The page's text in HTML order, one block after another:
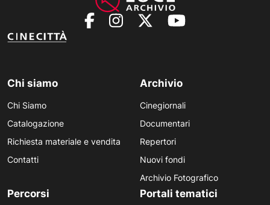
Chi siamo
Chi Siamo
Catalogazione
Richiesta materiale e vendita
Contatti
Archivio
Cinegiornali
Documentari
Repertori
Nuovi fondi
Archivio Fotografico
Percorsi Portali tematici